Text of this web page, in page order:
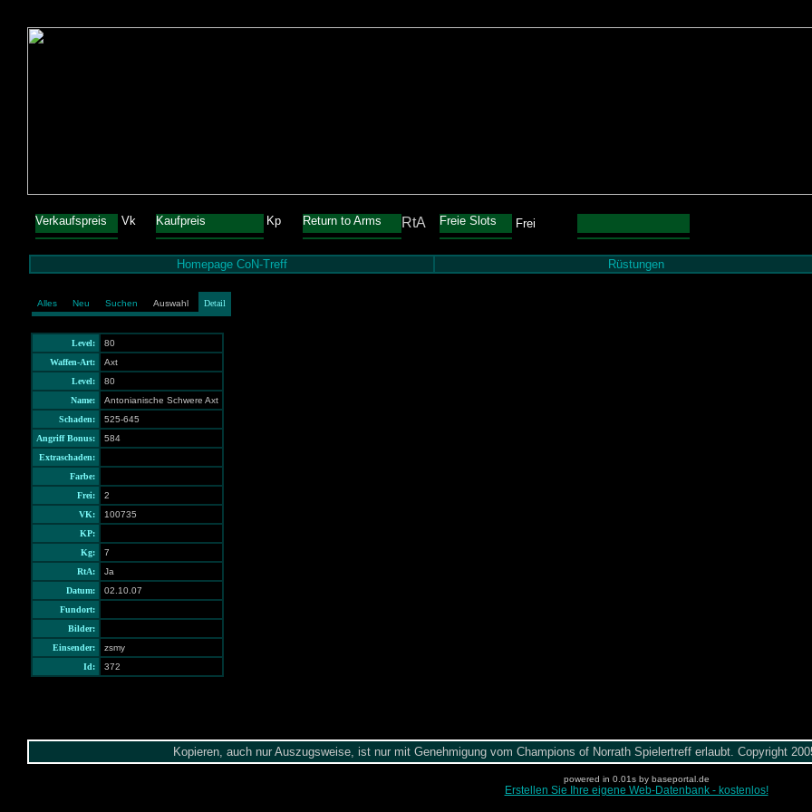
Verkaufspreis Vk Kaufpreis Kp Return to Arms RtA Freie Slots Frei
Homepage CoN-Treff Rüstungen
Alles Neu Suchen Auswahl Detail
Level:
80
Waffen-Art:
Axt
Level:
80
Name:
Antonianische Schwere Axt
Schaden:
525-645
Angriff Bonus:
584
Extraschaden:
Farbe:
Frei:
2
VK:
100735
KP:
Kg:
7
RtA:
Ja
Datum:
02.10.07
Fundort:
Bilder:
Einsender:
zsmy
Id:
372
Kopieren, auch nur Auszugsweise, ist nur mit Genehmigung vom Champions of Norrath Spielertreff erlaubt. Copyright
powered in 0.01s by baseportal.de
Erstellen Sie Ihre eigene Web-Datenbank - kostenlos!